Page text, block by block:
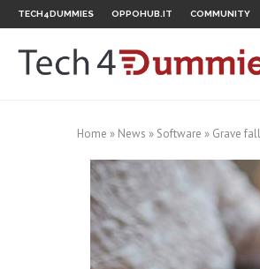
TECH4DUMMIES OPPOHUB.IT COMMUNITY
Home » News » Software » Grave